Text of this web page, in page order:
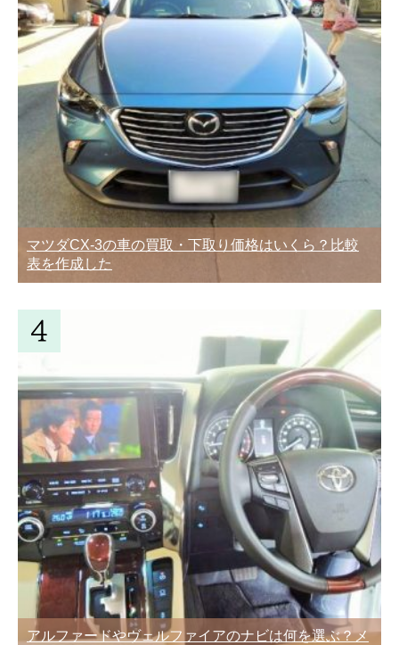
マツダCX-3の車の買取・下取り価格はいくら？比較
表を作成した
アルファードやヴェルファイアのナビは何を選ぶ？メ